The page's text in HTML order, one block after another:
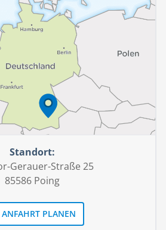
Raumkonzepts kann jeder
sinnvoll genutzt werden.
der großen Fensterflächen und
den Räumlichkeiten
eine angenehme
von stilvoller Wohnlichkeit und
Linien und die offene
eine harmonische Balance
Arco ist ein Beispiel dafür, wie
beitragen können. Die
Domizil zu einem starken Partner
Standort:
Gerauer-Straße 25
85586 Poing
ANFAHRT PLANEN